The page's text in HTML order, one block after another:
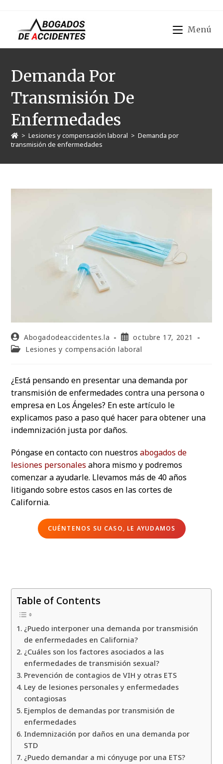
Menú
Demanda Por
Transmisión De
Enfermedades
> Lesiones y compensación laboral > Demanda por
transmisión de enfermedades
Abogadodeaccidentes.la
octubre 17, 2021
Lesiones y compensación laboral
¿Está pensando en presentar una demanda por
transmisión de enfermedades contra una persona o
empresa en Los Ángeles? En este artículo le
explicamos paso a paso qué hacer para obtener una
indemnización justa por daños.
Póngase en contacto con nuestrosabogados de
lesiones personales ahora mismo y podremos
comenzar a ayudarle. Llevamos más de 40 años
litigando sobre estos casos en las cortes de
California.
CUÉNTENOS SU CASO, LE AYUDAMOS
Table of Contents
¿Puedo interponer una demanda por transmisión
de enfermedades en California?
¿Cuáles son los factores asociados a las
enfermedades de transmisión sexual?
Prevención de contagios de VIH y otras ETS
Ley de lesiones personales y enfermedades
contagiosas
Ejemplos de demandas por transmisión de
enfermedades
Indemnización por daños en una demanda por
STD
¿Puedo demandar a mi cónyuge por una ETS?